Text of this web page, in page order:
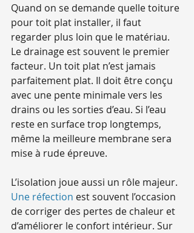
Quand on se demande quelle toiture
pour toit plat installer, il faut
regarder plus loin que le matériau.
Le drainage est souvent le premier
facteur. Un toit plat n’est jamais
parfaitement plat. Il doit être conçu
avec une pente minimale vers les
drains ou les sorties d’eau. Si l’eau
reste en surface trop longtemps,
même la meilleure membrane sera
mise à rude épreuve.
L’isolation joue aussi un rôle majeur.
Une réfection est souvent l’occasion
de corriger des pertes de chaleur et
d’améliorer le confort intérieur. Sur